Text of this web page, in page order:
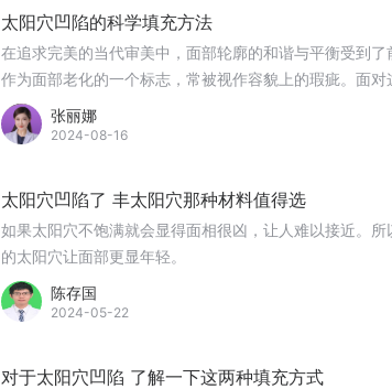
太阳穴凹陷的科学填充方法
在追求完美的当代审美中，面部轮廓的和谐与平衡受到了
作为面部老化的一个标志，常被视作容貌上的瑕疵。面对
尤为关键。
张丽娜
2024-08-16
太阳穴凹陷了 丰太阳穴那种材料值得选
如果太阳穴不饱满就会显得面相很凶，让人难以接近。
的太阳穴让面部更显年轻。
陈存国
2024-05-22
对于太阳穴凹陷 了解一下这两种填充方式